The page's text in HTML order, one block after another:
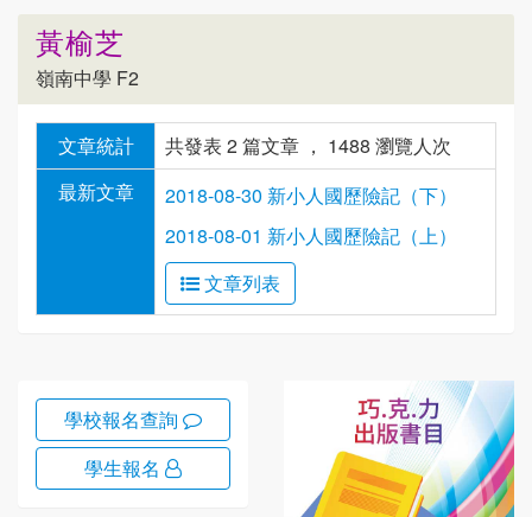
黃榆芝
嶺南中學 F2
文章統計
共發表 2 篇文章 ， 1488 瀏覽人次
最新文章
2018-08-30 新小人國歷險記（下）
2018-08-01 新小人國歷險記（上）
文章列表
學校報名查詢
學生報名